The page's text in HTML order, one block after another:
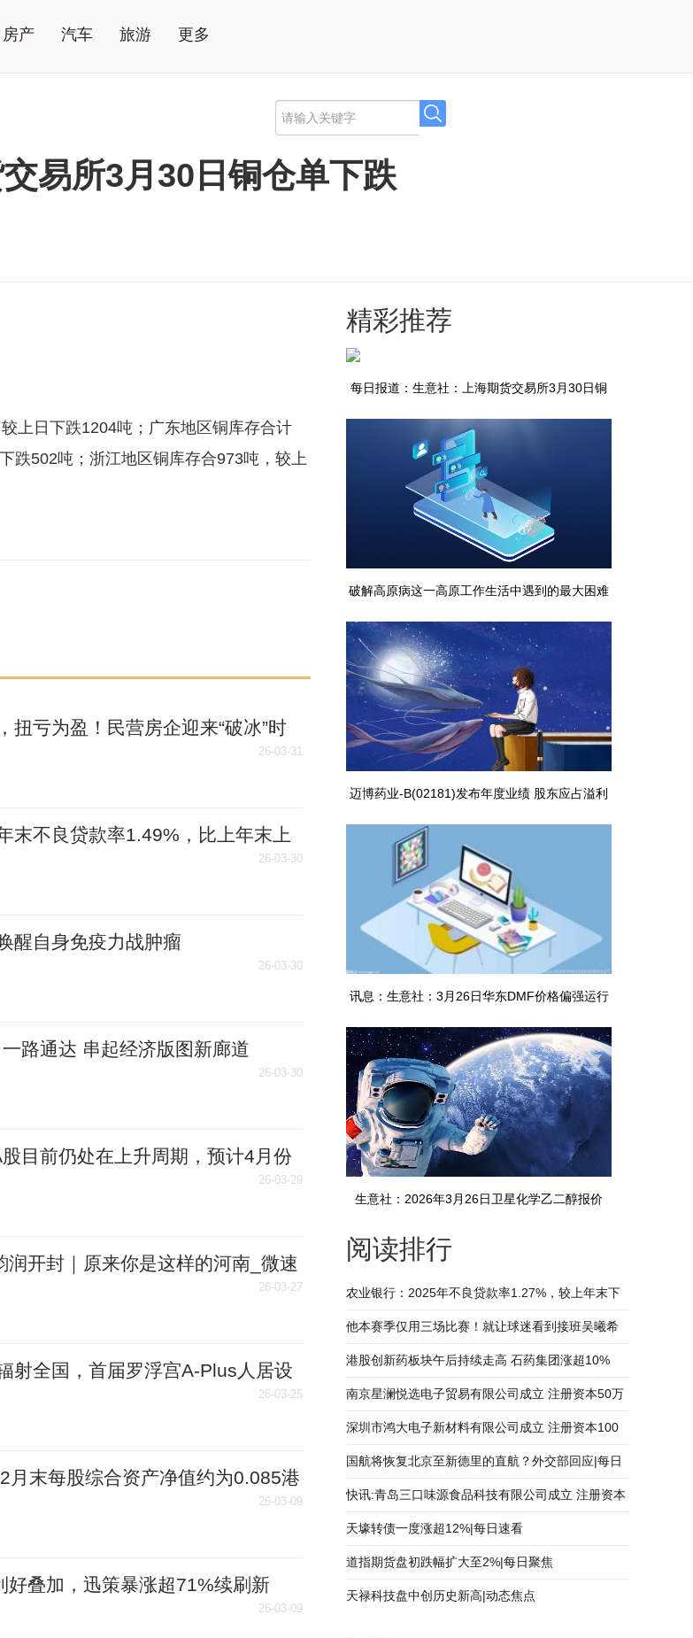
房产 汽车 旅游 更多
易所3月30日铜仓单下跌
上日下跌1204吨；广东地区铜库存合计
跌502吨；浙江地区铜库存合973吨，较上
扭亏为盈！民营房企迎来“破冰”时
26-03-31
末不良贷款率1.49%，比上年末上
彩看点
26-03-30
醒自身免疫力战肿瘤
26-03-30
一路通达 串起经济版图新廊道
26-03-30
目前仍处在上升周期，预计4月份
26-03-29
润开封｜原来你是这样的河南_微速
26-03-27
射全国，首届罗浮宫A-Plus人居设
26-03-25
月末每股综合资产净值约为0.085港
26-03-09
好叠加，迅策暴涨超71%续刷新
每日快播
26-03-09
精彩推荐
每日报道：生意社：上海期货交易所3月30日铜
仓单下跌
破解高原病这一高原工作生活中遇到的最大困难
百事通
迈博药业-B(02181)发布年度业绩 股东应占溢利
5713.3万元 同比扭亏为盈
讯息：生意社：3月26日华东DMF价格偏强运行
生意社：2026年3月26日卫星化学乙二醇报价
4990元/吨 每日动态
阅读排行
农业银行：2025年不良贷款率1.27%，较上年末下
降3BP_焦点热闻
他本赛季仅用三场比赛！就让球迷看到接班吴曦希
望，值得期待-微资讯
港股创新药板块午后持续走高 石药集团涨超10%
南京星澜悦选电子贸易有限公司成立 注册资本50万
人民币
深圳市鸿大电子新材料有限公司成立 注册资本100
万人民币-焦点关注
国航将恢复北京至新德里的直航？外交部回应|每日
视讯
快讯:青岛三口味源食品科技有限公司成立 注册资本
500万人民币
天壕转债一度涨超12%|每日速看
道指期货盘初跌幅扩大至2%|每日聚焦
天禄科技盘中创历史新高|动态焦点